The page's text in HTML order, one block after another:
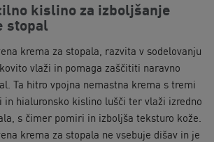
kislino za izboljšanje
stopal
krema za stopala, razvita v sodelovanju
vlaži in pomaga zaščititi naravno
Ta hitro vpojna nemastna krema s tremi
hialuronsko kislino lušči ter vlaži izredno
s čimer pomiri in izboljša teksturo kože.
krema za stopala ne vsebuje dišav in je